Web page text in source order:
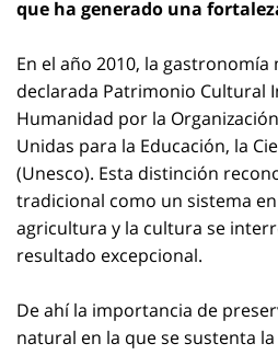
que ha generado una
En el año 2010, la gastronomía
declarada Patrimonio Cultural
Humanidad por la
Unidas para la Educación, la
(Unesco). Esta distinción
tradicional como un sistema
agricultura y la cultura se
resultado excepcional.
De ahí la importancia de
natural en la que se sustenta